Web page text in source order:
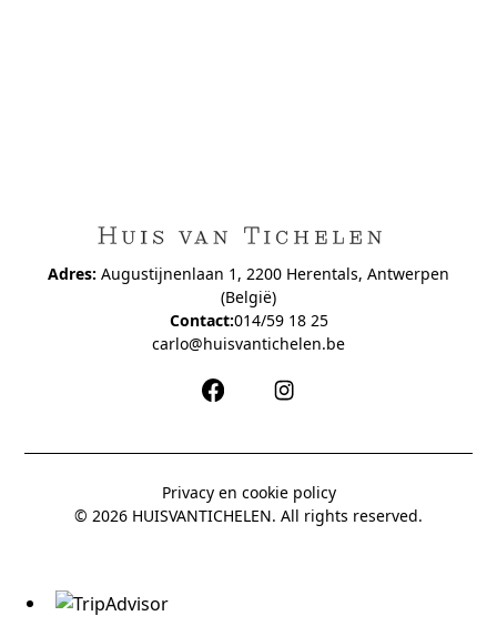
Adres: Augustijnenlaan 1, 2200 Herentals, Antwerpen
(België)
Contact:014/59 18 25
carlo@huisvantichelen.be
© 2026 HUISVANTICHELEN. All rights reserved.
Privacy en cookie policy